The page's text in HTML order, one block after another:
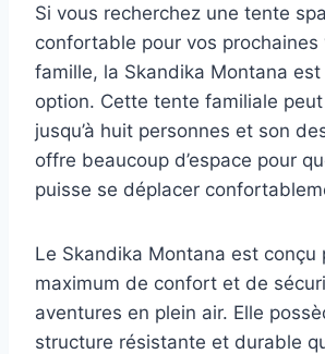
Si vous recherchez une tente
confortable pour vos prochaines
famille, la Skandika Montana
option. Cette tente familiale
jusqu’à huit personnes et son
offre beaucoup d’espace pour
puisse se déplacer
Le Skandika Montana est conçu
maximum de confort et de
aventures en plein air. Elle
structure résistante et durable